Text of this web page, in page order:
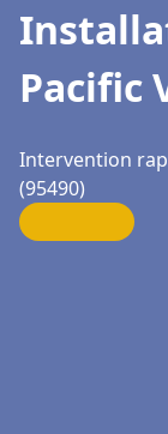
Pacific
Intervention
(95490)